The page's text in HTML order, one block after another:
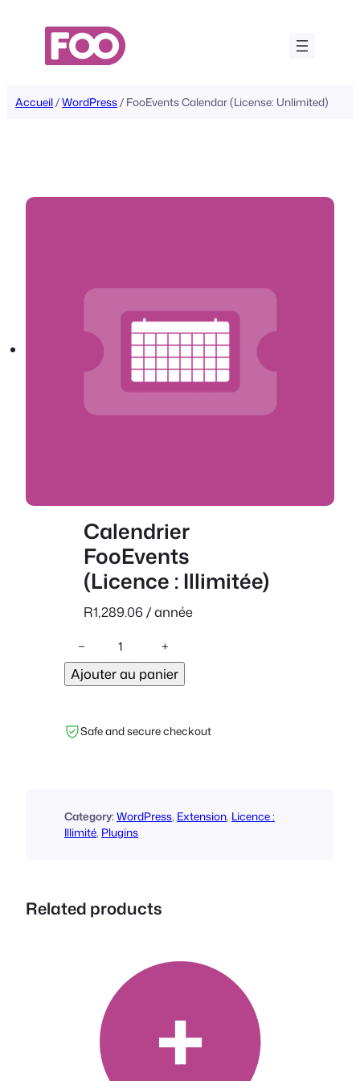
Accueil/WordPress/ FooEvents Calendar (License: Unlimited)
Calendrier
FooEvents
(Licence : Illimitée)
R1,289.06/ année
u
a
i
e
F
v
− +
Ajouter au panier
Safe and secure checkout
Category:WordPress Extension Licence :
Illimité Plugins
Related products